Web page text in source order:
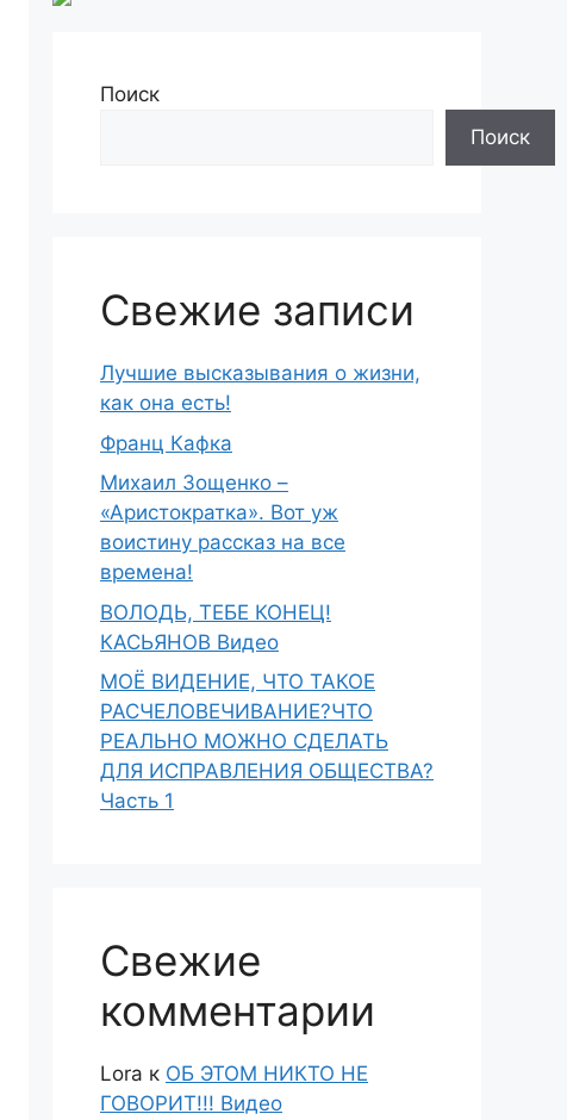
Поиск
Поиск
Свежие записи
Лучшие высказывания о жизни,
как она есть!
Франц Кафка
Михаил Зощенко –
«Аристократка». Вот уж
воистину рассказ на все
времена!
ВОЛОДЬ, ТЕБЕ КОНЕЦ!
КАСЬЯНОВ Видео
МОЁ ВИДЕНИЕ, ЧТО ТАКОЕ
РАСЧЕЛОВЕЧИВАНИЕ?ЧТО
РЕАЛЬНО МОЖНО СДЕЛАТЬ
ДЛЯ ИСПРАВЛЕНИЯ ОБЩЕСТВА?
Часть 1
Свежие
комментарии
Lora к ОБ ЭТОМ НИКТО НЕ
ГОВОРИТ!!! Видео